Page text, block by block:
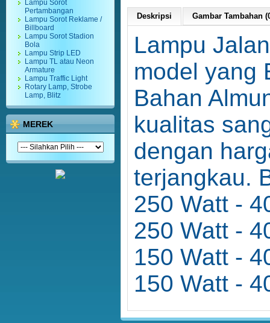
Lampu Sorot
Pertambangan
Lampu Sorot Reklame /
Billboard
Lampu Sorot Stadion
Bola
Lampu Strip LED
Lampu TL atau Neon
Armature
Lampu Traffic Light
Rotary Lamp, Strobe
Lamp, Blitz
MEREK
Deskripsi Gambar Tambahan
Lampu
model yang
Bahan
kualitas
dengan
terjangkau.
250 Watt -
250 Watt -
150 Watt -
150 Watt -